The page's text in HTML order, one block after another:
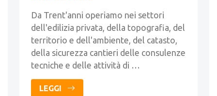
Da Trent'anni operiamo nei settori
dell'edilizia privata, della topografia, del
territorio e dell'ambiente, del catasto,
della sicurezza cantieri delle consulenze
tecniche e delle attività di …
LEGGI